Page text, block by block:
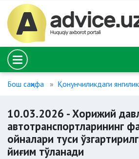
Бош саҳифа Қонунчиликдаги
10.03.2026 - Хорижий
автотранспортларининг
ойналари туси
йиғим тўланади